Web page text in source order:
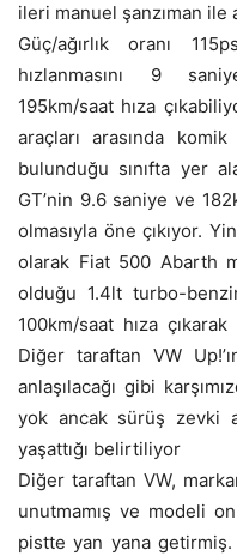
ileri manuel şanzıman ile
Güç/ağırlık oranı
hızlanmasını 9
195km/saat hıza
araçları arasında
bulunduğu sınıfta yer
GT’nin 9.6 saniye ve
olmasıyla öne çıkıyor.
olarak Fiat 500 Abarth
olduğu 1.4lt turbo-
100km/saat hıza
Diğer taraftan VW
anlaşılacağı gibi
yok ancak sürüş zevki
yaşattığı belirtiliyor
Diğer taraftan VW,
unutmamış ve modeli
pistte yan yana